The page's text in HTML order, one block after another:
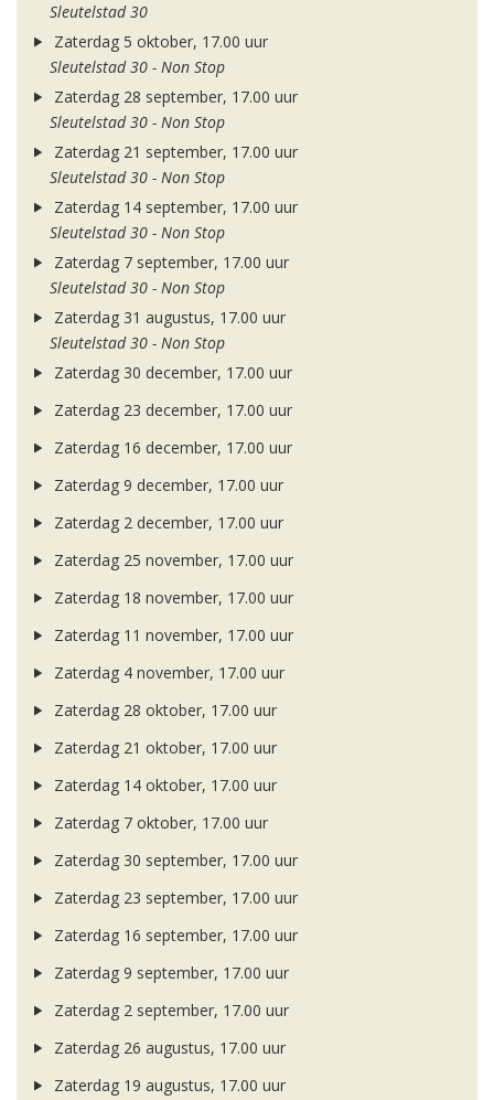
Sleutelstad 30
Zaterdag 5 oktober, 17.00 uur
Sleutelstad 30 - Non Stop
Zaterdag 28 september, 17.00 uur
Sleutelstad 30 - Non Stop
Zaterdag 21 september, 17.00 uur
Sleutelstad 30 - Non Stop
Zaterdag 14 september, 17.00 uur
Sleutelstad 30 - Non Stop
Zaterdag 7 september, 17.00 uur
Sleutelstad 30 - Non Stop
Zaterdag 31 augustus, 17.00 uur
Sleutelstad 30 - Non Stop
Zaterdag 30 december, 17.00 uur
Zaterdag 23 december, 17.00 uur
Zaterdag 16 december, 17.00 uur
Zaterdag 9 december, 17.00 uur
Zaterdag 2 december, 17.00 uur
Zaterdag 25 november, 17.00 uur
Zaterdag 18 november, 17.00 uur
Zaterdag 11 november, 17.00 uur
Zaterdag 4 november, 17.00 uur
Zaterdag 28 oktober, 17.00 uur
Zaterdag 21 oktober, 17.00 uur
Zaterdag 14 oktober, 17.00 uur
Zaterdag 7 oktober, 17.00 uur
Zaterdag 30 september, 17.00 uur
Zaterdag 23 september, 17.00 uur
Zaterdag 16 september, 17.00 uur
Zaterdag 9 september, 17.00 uur
Zaterdag 2 september, 17.00 uur
Zaterdag 26 augustus, 17.00 uur
Zaterdag 19 augustus, 17.00 uur